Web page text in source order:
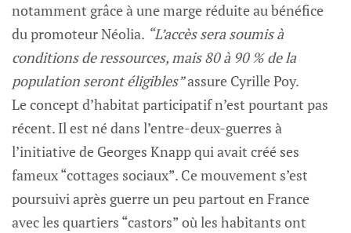
notamment grâce à une marge réduite au bénéfice
du promoteur Néolia. “L’accès sera soumis à
conditions de ressources, mais 80 à 90 % de la
population seront éligibles”assure Cyrille Poy.
Le concept d’habitat participatif n’est pourtant pas
récent. Il est né dans l’entre-deux-guerres à
l’initiative de Georges Knapp qui avait créé ses
fameux “cottages sociaux”. Ce mouvement s’est
poursuivi après guerre un peu partout en France
avec les quartiers “castors” où les habitants ont